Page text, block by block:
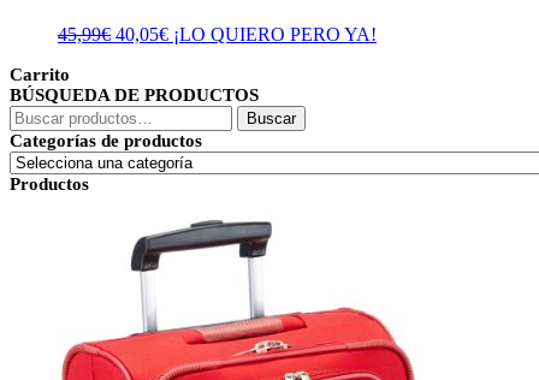
45,99€ El
era:
45,99€.
40,05€El
es:
¡LO QUIERO PERO YA!
Carrito
BÚSQUEDA DE PRODUCTOS
Buscar
por:
Buscar
Categorías de productos
Productos